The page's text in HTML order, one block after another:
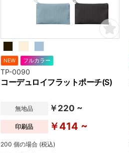
NEW フルカラー
TP-0090
コーデュロイフラットポーチ(S)
無地品 ￥220 ~
印刷品 ￥414 ~
200 個の場合 (税込)